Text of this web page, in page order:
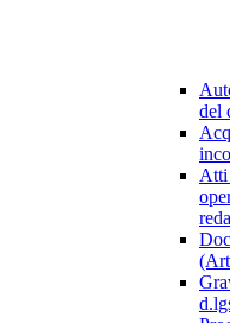
del
Atti